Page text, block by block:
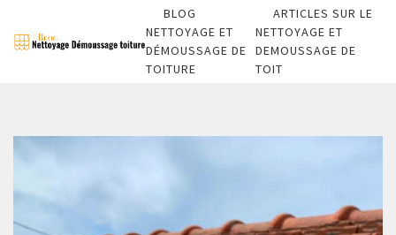
BLOG
NETTOYAGE ET
DÉMOUSSAGE DE
TOITURE
ARTICLES SUR LE
NETTOYAGE ET
DEMOUSSAGE DE
TOIT